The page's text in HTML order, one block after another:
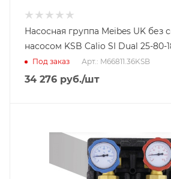
Насосная группа Meibes UK без
насосом KSB Calio SI Dual 25-80-
Под заказ Арт.: M66811.36KSB
34 276 руб./шт
DN 25